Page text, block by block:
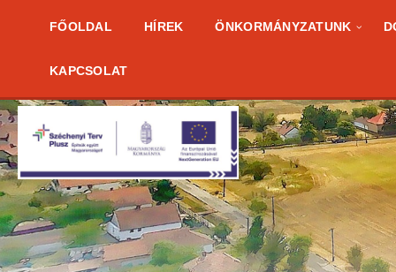
FŐOLDAL HÍREK ÖNKORMÁNYZATUNK
KAPCSOLAT